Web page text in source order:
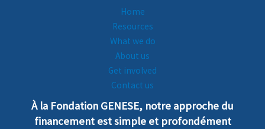
Home
Resources
What we do
About us
Get involved
Contact us
À la Fondation GENESE, notre approche du
financement est simple et profondément